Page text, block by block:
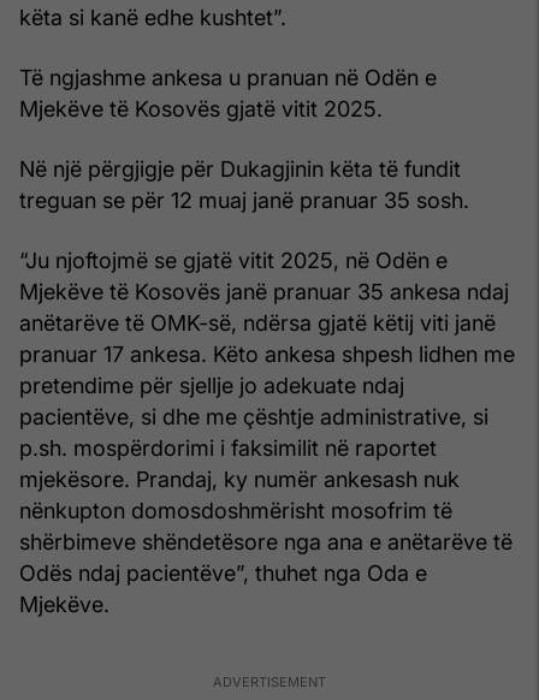
këta si kanë edhe kushtet”.
Të ngjashme ankesa u pranuan në Odën e
Mjekëve të Kosovës gjatë vitit 2025.
Në një përgjigje për Dukagjinin këta të fundit
treguan se për 12 muaj janë pranuar 35 sosh.
“Ju njoftojmë se gjatë vitit 2025, në Odën e
Mjekëve të Kosovës janë pranuar 35 ankesa ndaj
anëtarëve të OMK-së, ndërsa gjatë këtij viti janë
pranuar 17 ankesa. Këto ankesa shpesh lidhen me
pretendime për sjellje jo adekuate ndaj
pacientëve, si dhe me çështje administrative, si
p.sh. mospërdorimi i faksimilit në raportet
mjekësore. Prandaj, ky numër ankesash nuk
nënkupton domosdoshmërisht mosofrim të
shërbimeve shëndetësore nga ana e anëtarëve të
Odës ndaj pacientëve”, thuhet nga Oda e
Mjekëve.